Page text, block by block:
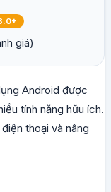
giá)
Android được
tính năng hữu ích.
thoại và nâng